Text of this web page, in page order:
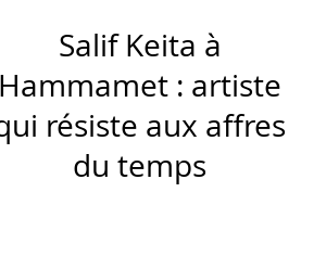
Salif Keita à
Hammamet : artiste
résiste aux affres
du temps